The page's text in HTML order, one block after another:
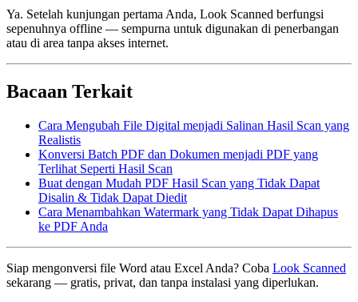
Ya. Setelah kunjungan pertama Anda, Look Scanned berfungsi
sepenuhnya offline — sempurna untuk digunakan di penerbangan
atau di area tanpa akses internet.
Bacaan Terkait
Cara Mengubah File Digital menjadi Salinan Hasil Scan yang
Realistis
Konversi Batch PDF dan Dokumen menjadi PDF yang
Terlihat Seperti Hasil Scan
Buat dengan Mudah PDF Hasil Scan yang Tidak Dapat
Disalin & Tidak Dapat Diedit
Cara Menambahkan Watermark yang Tidak Dapat Dihapus
ke PDF Anda
Siap mengonversi file Word atau Excel Anda? Coba Look Scanned
sekarang — gratis, privat, dan tanpa instalasi yang diperlukan.